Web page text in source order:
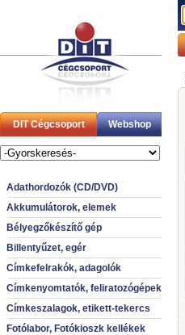
DIT Cégcsoport Webshop
Adathordozók (CD/DVD)
Akkumulátorok, elemek
Bélyegzőkészítő gép
Billentyűzet, egér
Címkefelrakók, adagolók
Címkenyomtatók, feliratozógépek
Címkeszalagok, etikett-tekercs
Fotólabor, Fotókioszk kellékek